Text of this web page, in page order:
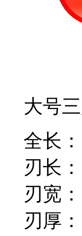
大号
全长
刃长
刃宽
刃厚